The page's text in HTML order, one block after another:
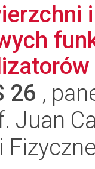
26 ,
Juan